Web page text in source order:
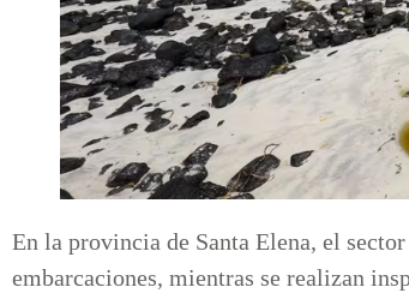
En la provincia de Santa Elena, el
embarcaciones, mientras se realizan